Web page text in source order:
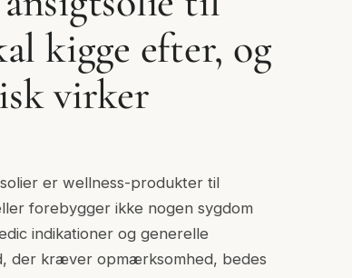
kigge efter, og
virker
er wellness-produkter til
forebygger ikke nogen sygdom
indikationer og generelle
der kræver opmærksomhed, bedes